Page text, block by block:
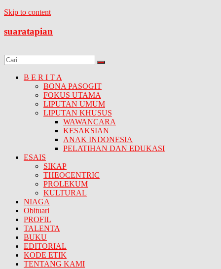
Skip to content
suaratapian
B E R I T A
BONA PASOGIT
FOKUS UTAMA
LIPUTAN UMUM
LIPUTAN KHUSUS
WAWANCARA
KESAKSIAN
ANAK INDONESIA
PELATIHAN DAN EDUKASI
ESAIS
SIKAP
THEOCENTRIC
PROLEKUM
KULTURAL
NIAGA
Obituari
PROFIL
TALENTA
BUKU
EDITORIAL
KODE ETIK
TENTANG KAMI